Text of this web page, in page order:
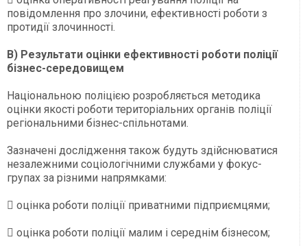
повідомлення про злочини, ефективності роботи з
протидії злочинності.
B) Результати оцінки ефективності роботи поліції
бізнес-середовищем
Національною поліцією розробляється методика
оцінки якості роботи територіальних органів поліції
регіональними бізнес-спільнотами.
Зазначені дослідження також будуть здійснюватися
незалежними соціологічними службами у фокус-
групах за різними напрямками:
 оцінка роботи поліції приватними підприємцями;
 оцінка роботи поліції малим і середнім бізнесом;